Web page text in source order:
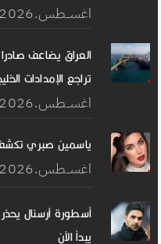
06 اغســطس.2026 - 20:16
العراق يضاعف
تراجع الإمدادات
06 اغســطس.2026 - 20:15
ياسمين صبري
06 اغســطس.2026 - 20:14
أسطورة آرسنال
يبدأ الآن